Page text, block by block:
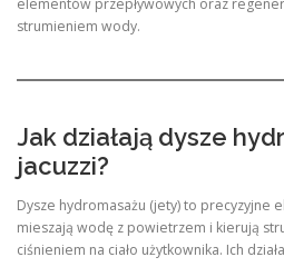
strumieniem wody.
Jak działają dysze
jacuzzi?
Dysze hydromasażu (jety) to precyzyjne
mieszają wodę z powietrzem i kierują
ciśnieniem na ciało użytkownika. Ich